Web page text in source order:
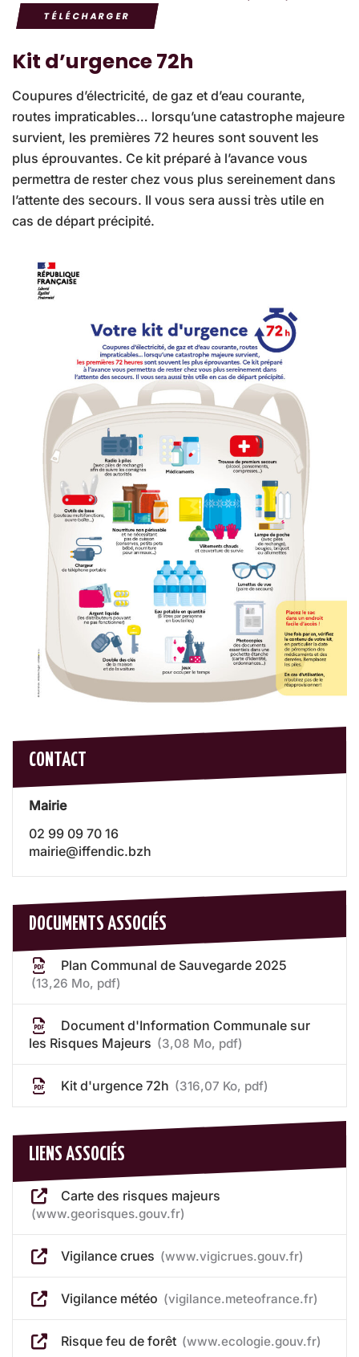
TÉLÉCHARGER
Kit d’urgence 72h
Coupures d’électricité, de gaz et d’eau courante,
routes impraticables… lorsqu’une catastrophe majeure
survient, les premières 72 heures sont souvent les
plus éprouvantes. Ce kit préparé à l’avance vous
permettra de rester chez vous plus sereinement dans
l’attente des secours. Il vous sera aussi très utile en
cas de départ précipité.
CONTACT
Mairie
02 99 09 70 16
mairie@iffendic.bzh
DOCUMENTS ASSOCIÉS
Plan Communal de Sauvegarde 2025
13,26 Mo, pdf
Document d'Information Communale sur
les Risques Majeurs
3,08 Mo, pdf
Kit d'urgence 72h 316,07 Ko, pdf
LIENS ASSOCIÉS
Carte des risques majeurs
www.georisques.gouv.fr
Vigilance crues www.vigicrues.gouv.fr
Vigilance météo vigilance.meteofrance.fr
Risque feu de forêt www.ecologie.gouv.fr